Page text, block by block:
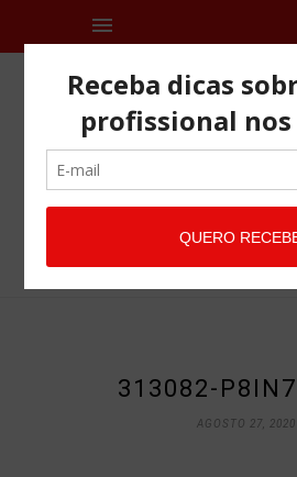
313082-
AGOSTO 27, 2020